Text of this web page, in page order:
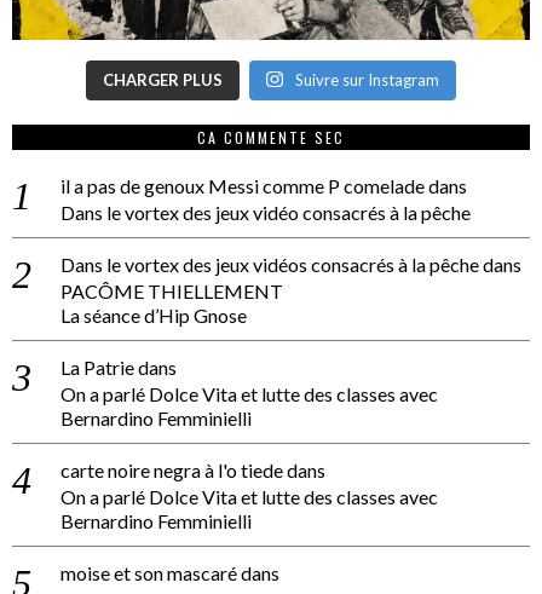
CHARGER PLUS Suivre sur Instagram
CA COMMENTE SEC
il a pas de genoux Messi comme P comeladedans
Dans le vortex des jeux vidéo consacrés à la pêche
Dans le vortex des jeux vidéos consacrés à la pêchedans
PACÔME THIELLEMENT
La séance d’Hip Gnose
La Patriedans
On a parlé Dolce Vita et lutte des classes avec
Bernardino Femminielli
carte noire negra à l'o tiededans
On a parlé Dolce Vita et lutte des classes avec
Bernardino Femminielli
moise et son mascarédans